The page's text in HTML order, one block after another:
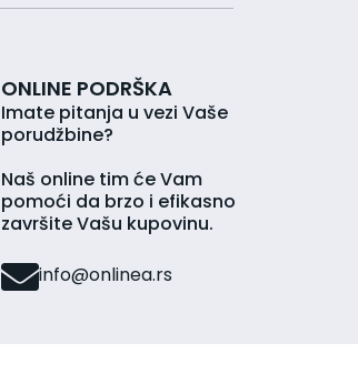
ONLINE PODRŠKA
Imate pitanja u vezi Vaše
porudžbine?
Naš online tim će Vam
pomoći da brzo i efikasno
završite Vašu kupovinu.
info@onlinea.rs